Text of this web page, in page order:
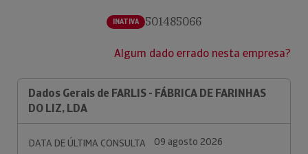
INATIVA 501485066
Algum dado errado nesta empresa?
Dados Gerais de FARLIS - FÁBRICA DE FARINHAS
DO LIZ, LDA
DATA DE ÚLTIMA CONSULTA
09 agosto 2026